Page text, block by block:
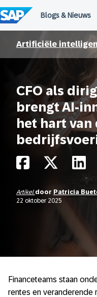
naar
de
inhoud
Artificiële
CFO als
brengt AI-
het hart van
Artikel door Patricia
22 oktober 2025
Financeteams staan
rentes en veranderende